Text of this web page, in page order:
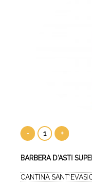
- +
BARBERA D'ASTI
CANTINA